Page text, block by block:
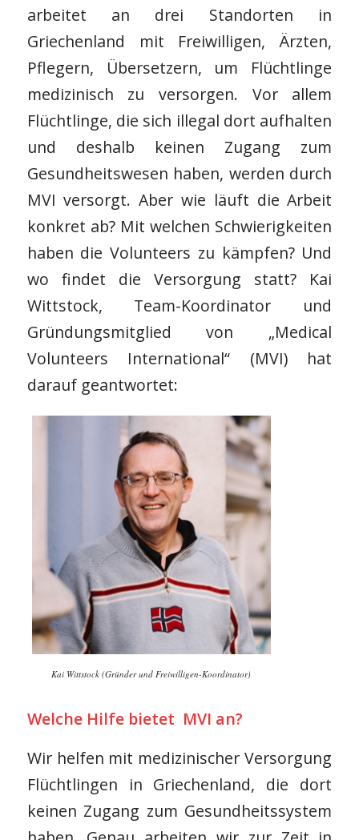
arbeitet an drei Standorten in
Griechenland mit Freiwilligen, Ärzten,
Pflegern, Übersetzern, um Flüchtlinge
medizinisch zu versorgen. Vor allem
Flüchtlinge, die sich illegal dort aufhalten
und deshalb keinen Zugang zum
Gesundheitswesen haben, werden durch
MVI versorgt. Aber wie läuft die Arbeit
konkret ab? Mit welchen Schwierigkeiten
haben die Volunteers zu kämpfen? Und
wo findet die Versorgung statt? Kai
Wittstock, Team-Koordinator und
Gründungsmitglied von „Medical
Volunteers International“ (MVI) hat
darauf geantwortet:
Kai Wittstock (Gründer und Freiwilligen-Koordinator)
Welche Hilfe bietet MVI an?
Wir helfen mit medizinischer Versorgung
Flüchtlingen in Griechenland, die dort
keinen Zugang zum Gesundheitssystem